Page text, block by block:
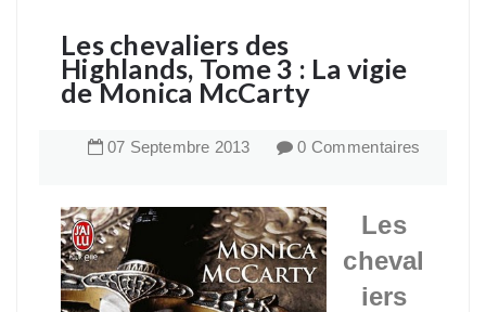
Les chevaliers des
Highlands, Tome 3 : La vigie
de Monica McCarty
07 Septembre 2013 0 Commentaires
Les
cheval
iers